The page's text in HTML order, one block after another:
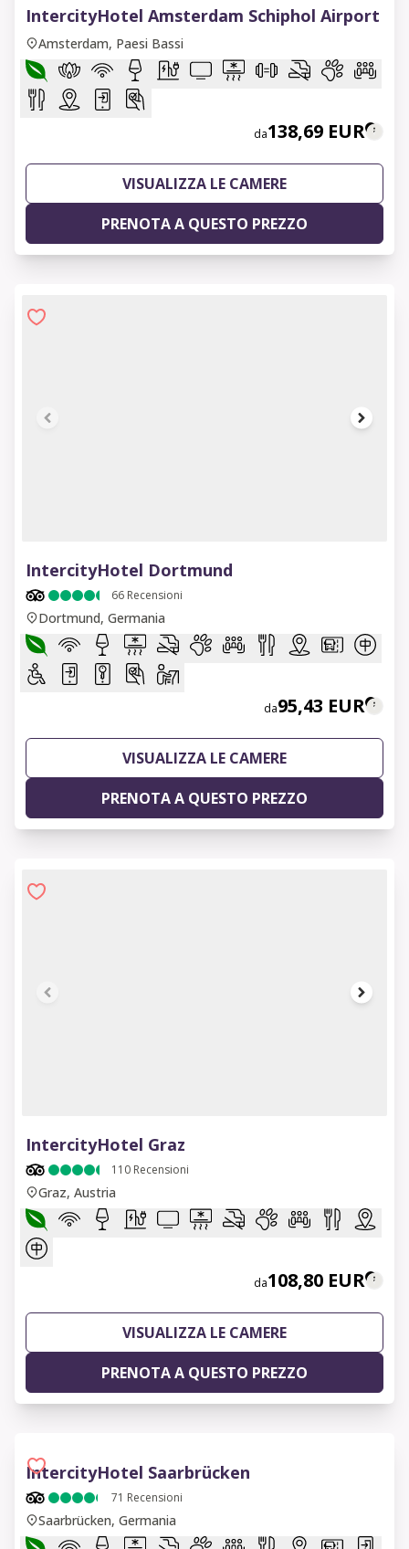
IntercityHotel Amsterdam Schiphol Airport
Amsterdam, Paesi Bassi
da138,69 EUR
VISUALIZZA LE CAMERE
PRENOTA A QUESTO PREZZO
IntercityHotel Dortmund
66 Recensioni
Dortmund, Germania
da95,43 EUR
VISUALIZZA LE CAMERE
PRENOTA A QUESTO PREZZO
IntercityHotel Graz
110 Recensioni
Graz, Austria
da108,80 EUR
VISUALIZZA LE CAMERE
PRENOTA A QUESTO PREZZO
IntercityHotel Saarbrücken
71 Recensioni
Saarbrücken, Germania